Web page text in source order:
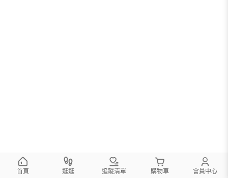
首頁 逛逛 追蹤清單 購物車 會員中心